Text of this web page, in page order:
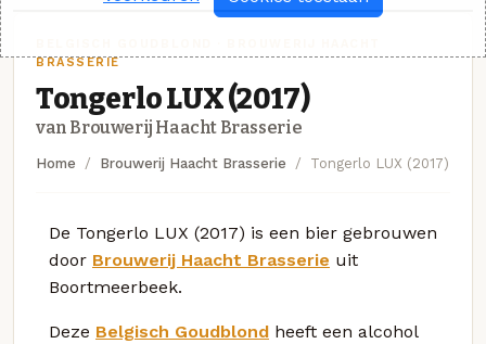
BRASSERIE
Tongerlo LUX (2017)
van Brouwerij Haacht Brasserie
Home Brouwerij Haacht Brasserie Tongerlo LUX (2017)
De Tongerlo LUX (2017) is een bier gebrouwen
door Brouwerij Haacht Brasserie uit
Boortmeerbeek.
Deze Belgisch Goudblond heeft een alcohol